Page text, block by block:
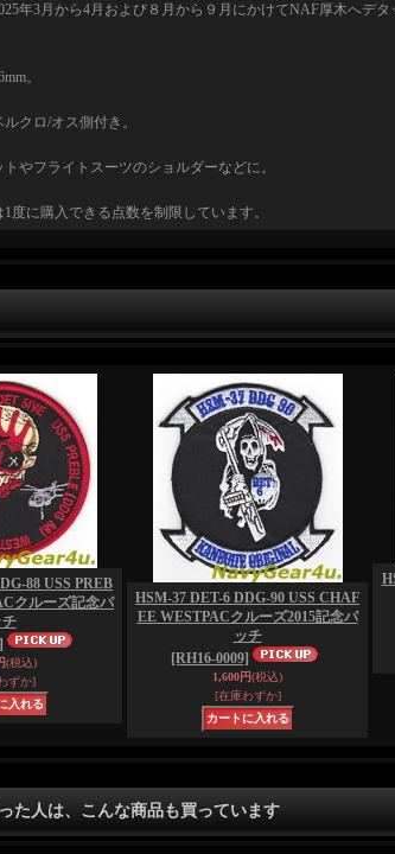
年3月から4月および８月から９月にかけてNAF厚木へデ
。
クロ/オス側付き。
やフライトスーツのショルダーなどに。
度に購入できる点数を制限しています。
88 USS PREB
クルーズ記念パ
チ
(税込)
ずか]
HSM-37 DET-6 DDG-90 USS CHAF
EE WESTPACクルーズ2015記念パ
ッチ
[RH16-0009]
1,600円(税込)
[在庫わずか]
た人は、こんな商品も買っています